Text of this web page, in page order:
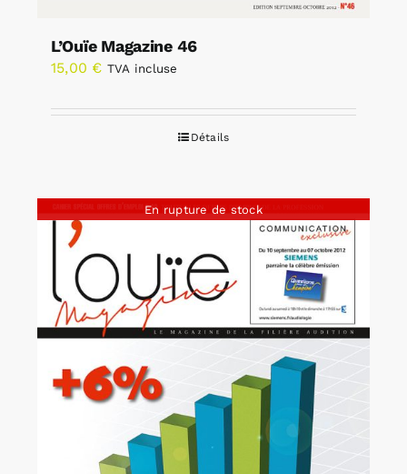
L’Ouïe Magazine 46
15,00 € TVA incluse
Détails
En rupture de stock